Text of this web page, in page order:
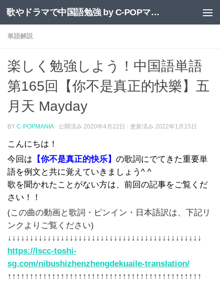
コンテンツへスキップ 歌やドラマで中国語勉強 by C-POPマニア
単語解説
楽しく勉強しよう！中国語単語
第165回【你不是真正的快樂】五
月天 Mayday
BY C-POPMANIA · 公開済み 2020年4月22日 · 更新済み 2022年1月15日
こんにちは！
今回は 【你不是真正的快乐】 の歌詞にでてきた重要単
語を例文と共に覚えていきましょう^ ^
歌を聞かれたことがない方は、前回の記事をご覧くだ
さい！！
(この曲の動画と歌詞・ピンイン・日本語訳は、下記リ
ンクよりご覧ください)
↓↓↓↓↓↓↓↓↓↓↓↓↓↓↓↓↓↓↓↓↓↓↓↓↓↓↓↓↓↓↓↓↓↓↓↓↓↓↓↓↓↓↓↓
https://lscc-toshi-
sg.com/nibushizhenzhengdekuaile-translation/
↑↑↑↑↑↑↑↑↑↑↑↑↑↑↑↑↑↑↑↑↑↑↑↑↑↑↑↑↑↑↑↑↑↑↑↑↑↑↑↑↑↑↑↑